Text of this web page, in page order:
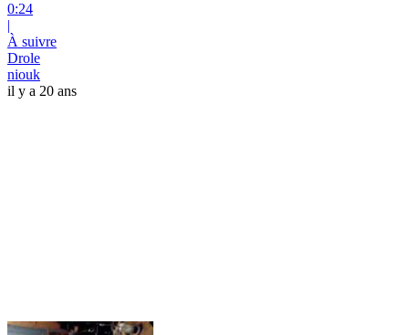
0:24
|
À suivre
Drole
niouk
il y a 20 ans